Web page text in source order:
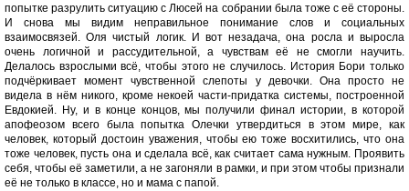
попытке разрулить ситуацию с Люсей на собрании была тоже с её стороны.
И снова мы видим неправильное понимание слов и социальных
взаимосвязей. Оля чистый логик. И вот незадача, она росла и выросла
очень логичной и рассудительной, а чувствам её не смогли научить.
Делалось взрослыми всё, чтобы этого не случилось. История Бори только
подчёркивает момент чувственной слепоты у девочки. Она просто не
видела в нём никого, кроме некоей части-придатка системы, построенной
Евдокией. Ну, и в конце концов, мы получили финал истории, в которой
апофеозом всего была попытка Олечки утвердиться в этом мире, как
человек, который достоин уважения, чтобы ею тоже восхитились, что она
тоже человек, пусть она и сделала всё, как считает сама нужным. Проявить
себя, чтобы её заметили, а не загоняли в рамки, и при этом чтобы признали
её не только в классе, но и мама с папой.